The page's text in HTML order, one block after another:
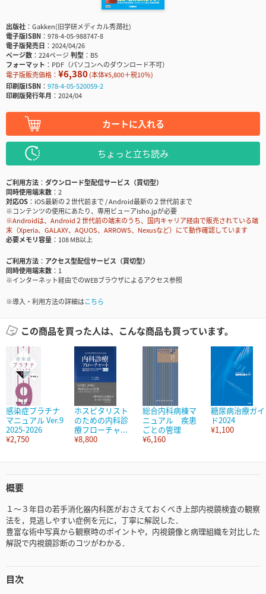
出版社
Gakken(旧学研メディカル秀潤社)
電子版ISBN
978-4-05-988747-8
電子版発売日
2024/04/26
ページ数
224ページ判型
B5
フォーマット
PDF（パソコンへのダウンロード不可）
電子版販売価格： ¥6,380(本体¥5,800＋税10％)
印刷版ISBN
978-4-05-520059-2
印刷版発行年月
2024/04
カートに入れる
ちょっと立ち読み
ご利用方法
ダウンロード型配信サービス（買切型）
同時使用端末数
2
対応OS
iOS最新の２世代前まで / Android最新の２世代前まで
※コンテンツの使用にあたり、専用ビューアisho.jpが必要
※Androidは、Android２世代前の端末のうち、国内キャリア経由で販売されている端
末（Xperia、GALAXY、AQUOS、ARROWS、Nexusなど）にて動作確認しています
必要メモリ容量
108 MB以上
ご利用方法
アクセス型配信サービス（買切型）
同時使用端末数
1
※インターネット経由でのWEBブラウザによるアクセス参照
※導入・利用方法の詳細はこちら
この商品を買った人は、こんな商品も買っています。
感染症プラチナ
マニュアル Ver.9
2025-2026
¥2,750
ホスピタリスト
のための内科診
療フローチャ...
¥8,800
総合内科病棟マ
ニュアル 疾患
ごとの管理
¥6,160
糖尿病治療ガイ
ド2024
¥1,100
概要
１～３年目の若手消化器内科医がおさえておくべき上部内視鏡検査の観察
法を，見逃しやすい症例を元に，丁寧に解説した．
豊富な術中写真から観察時のポイントや，内視鏡像と病理組織を対比した
解説で内視鏡診断のコツがわかる．
目次